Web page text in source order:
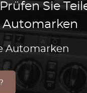
Sie
Automarken
Automarken